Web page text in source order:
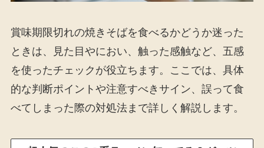
賞味期限切れの焼きそばを食べるかどうか迷った
ときは、見た目やにおい、触った感触など、五感
を使ったチェックが役立ちます。ここでは、具体
的な判断ポイントや注意すべきサイン、誤って食
べてしまった際の対処法まで詳しく解説します。